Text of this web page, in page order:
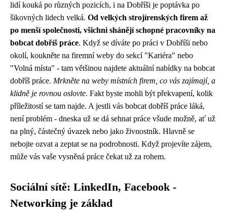
lidí kouká po různých pozicích, i na Dobříši je poptávka po
šikovných lidech velká. Od velkých strojírenských firem až
po menší společnosti, všichni shánějí schopné pracovníky na
bobcat dobříš práce. Když se díváte po práci v Dobříši nebo
okolí, koukněte na firemní weby do sekcí "Kariéra" nebo
"Volná místa" - tam většinou najdete aktuální nabídky na bobcat
dobříš práce. Mrkněte na weby místních firem, co vás zajímají, a
klidně je rovnou oslovte. Fakt byste mohli být překvapení, kolik
příležitostí se tam najde. A jestli vás bobcat dobříš práce láká,
není problém - dneska už se dá sehnat práce všude možně, ať už
na plný, částečný úvazek nebo jako živnostník. Hlavně se
nebojte ozvat a zeptat se na podrobnosti. Když projevíte zájem,
může vás vaše vysněná práce čekat už za rohem.
Sociální sítě: LinkedIn, Facebook -
Networking je základ